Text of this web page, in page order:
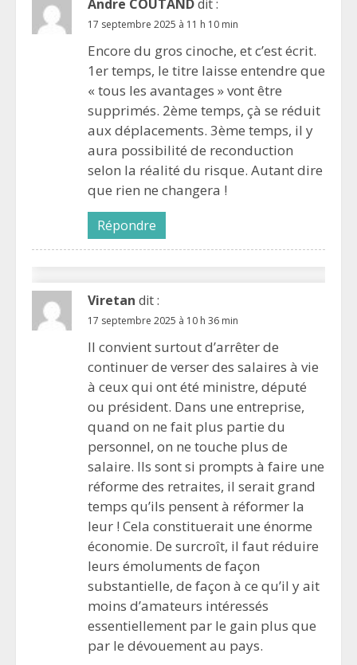
Andre COUTANDdit :
17 septembre 2025 à 11 h 10 min
Encore du gros cinoche, et c’est écrit.
1er temps, le titre laisse entendre que
« tous les avantages » vont être
supprimés. 2ème temps, çà se réduit
aux déplacements. 3ème temps, il y
aura possibilité de reconduction
selon la réalité du risque. Autant dire
que rien ne changera !
Répondre
Viretan dit :
17 septembre 2025 à 10 h 36 min
Il convient surtout d’arrêter de
continuer de verser des salaires à vie
à ceux qui ont été ministre, député
ou président. Dans une entreprise,
quand on ne fait plus partie du
personnel, on ne touche plus de
salaire. Ils sont si prompts à faire une
réforme des retraites, il serait grand
temps qu’ils pensent à réformer la
leur ! Cela constituerait une énorme
économie. De surcroît, il faut réduire
leurs émoluments de façon
substantielle, de façon à ce qu’il y ait
moins d’amateurs intéressés
essentiellement par le gain plus que
par le dévouement au pays.